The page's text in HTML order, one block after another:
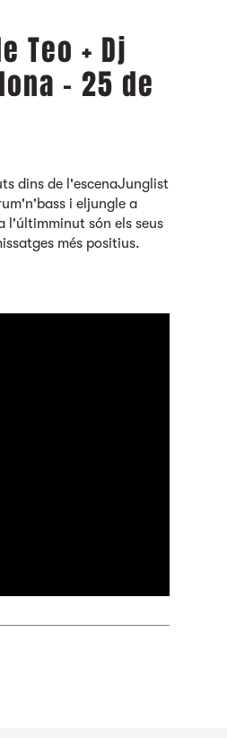
Teo + Dj
- 25 de
dins de l'escenaJunglist
i eljungle a
l'últimminut són els seus
més positius.